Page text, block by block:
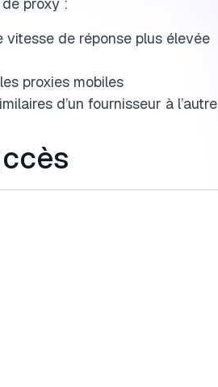
de réponse plus élevée
proxies mobiles
d’un fournisseur à l’autre